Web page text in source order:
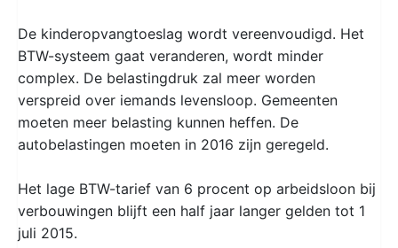
De kinderopvangtoeslag wordt vereenvoudigd. Het
BTW-systeem gaat veranderen, wordt minder
complex. De belastingdruk zal meer worden
verspreid over iemands levensloop. Gemeenten
moeten meer belasting kunnen heffen. De
autobelastingen moeten in 2016 zijn geregeld.
Het lage BTW-tarief van 6 procent op arbeidsloon bij
verbouwingen blijft een half jaar langer gelden tot 1
juli 2015.